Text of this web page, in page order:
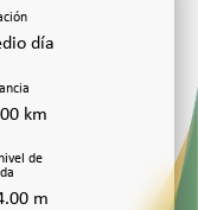
día
km
de
m